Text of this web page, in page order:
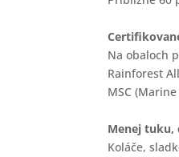
Na obaloch
Rainforest
MSC
Menej tuku,
Koláče,